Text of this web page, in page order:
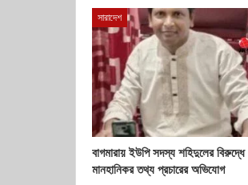
সারাদেশ
বাগমারায় ইউপি সদস্য শহিদুলের বিরুদ্ধে
মানহানিকর তথ্য প্রচারের অভিযোগ